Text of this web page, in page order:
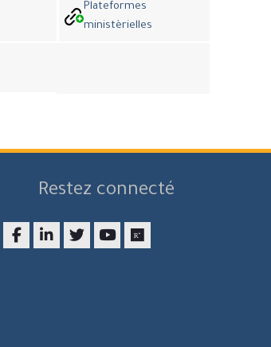
Plateformes
ministèrielles
Restez connecté